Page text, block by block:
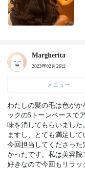
Margherita
2023年02月26日
メニュー
わたしの髪の毛は色が
ックの5トーンベースで
味を消してもらいまし
ますし、とても満足して
今回担当してくださっ
かったです。私は美容
好きなので今回もリラッ